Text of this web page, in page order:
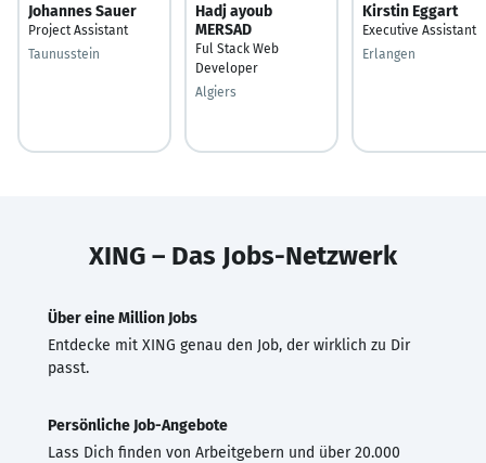
Johannes Sauer
Project Assistant
Taunusstein
Hadj ayoub
MERSAD
Ful Stack Web
Developer
Algiers
Kirstin Eggart
Executive Assistant
Erlangen
XING – Das Jobs-Netzwerk
Über eine Million Jobs
Entdecke mit XING genau den Job, der wirklich zu Dir
passt.
Persönliche Job-Angebote
Lass Dich finden von Arbeitgebern und über 20.000